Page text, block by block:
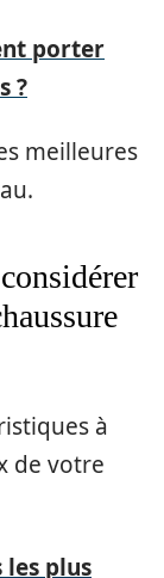
porter
?
meilleures
à
de votre
les plus